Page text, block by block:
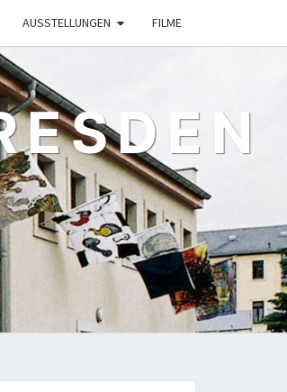
AUSSTELLUNGEN FILME